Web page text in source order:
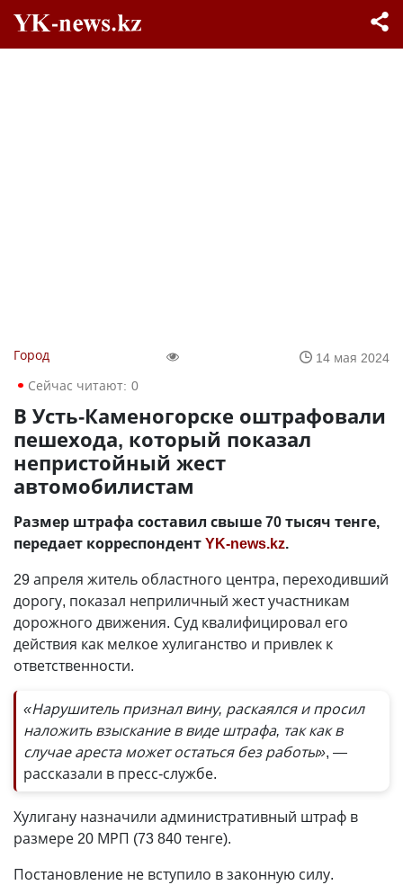
Город
14 мая 2024
Сейчас читают: 0
В Усть-Каменогорске оштрафовали
пешехода, который показал
непристойный жест
автомобилистам
Размер штрафа составил свыше 70 тысяч тенге,
передает корреспондентYK-news.kz.
29 апреля житель областного центра, переходивший
дорогу, показал неприличный жест участникам
дорожного движения. Суд квалифицировал его
действия как мелкое хулиганство и привлек к
ответственности.
«Нарушитель признал вину, раскаялся и просил
наложить взыскание в виде штрафа, так как в
случае ареста может остаться без работы», —
рассказали в пресс-службе.
Хулигану назначили административный штраф в
размере 20 МРП (73 840 тенге).
Постановление не вступило в законную силу.